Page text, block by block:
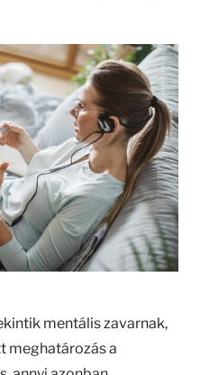
mentális zavarnak,
meghatározás a